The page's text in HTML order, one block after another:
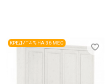
КРЕДИТ 4 % НА 36 МЕС